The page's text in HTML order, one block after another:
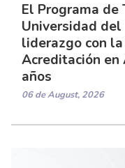
El Programa de
Universidad del
liderazgo con
Acreditación
años
06 de August, 2026